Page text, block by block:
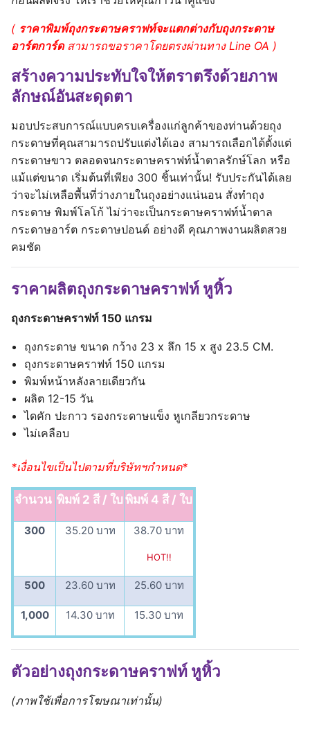
( ราคาพิมพ์ถุงกระดาษคราฟท์จะแตกต่างกับถุงกระดาษ
อาร์ตการ์ดสามารถขอราคาโดยตรงผ่านทาง Line OA )
สร้างความประทับใจให้ตราตรึงด้วยภาพ
ลักษณ์อันสะดุดตา
มอบประสบการณ์แบบครบเครื่องแก่ลูกค้าของท่านด้วยถุง
กระดาษที่คุณสามารถปรับแต่งได้เอง สามารถเลือกได้ตั้งแต่
กระดาษขาว ตลอดจนกระดาษคราฟท์น้ำตาลรักษ์โลก หรือ
แม้แต่ขนาด เริ่มต้นที่เพียง 300 ชิ้นเท่านั้น! รับประกันได้เลย
ว่าจะไม่เหลือพื้นที่ว่างภายในถุงอย่างแน่นอน สั่งทําถุง
กระดาษ พิมพ์โลโก้ ไม่ว่าจะเป็นกระดาษคราฟท์น้ำตาล
กระดาษอาร์ต กระดาษปอนด์ อย่างดี คุณภาพงานผลิตสวย
คมชัด
ราคาผลิตถุงกระดาษคราฟท์ หูหิ้ว
ถุงกระดาษคราฟท์ 150 แกรม
ถุงกระดาษ ขนาด กว้าง 23 x ลึก 15 x สูง 23.5 CM.
ถุงกระดาษคราฟท์ 150 แกรม
พิมพ์หน้าหลังลายเดียวกัน
ผลิต 12-15 วัน
ไดคัก ปะกาว รองกระดาษแข็ง หูเกลียวกระดาษ
ไม่เคลือบ
*เงื่อนไขเป็นไปตามที่บริษัทฯกำหนด*
จำนวน พิมพ์ 2 สี / ใบ พิมพ์ 4 สี / ใบ
300 35.20 บาท 38.70 บาท
HOT!!
500 23.60 บาท 25.60 บาท
1,000 14.30 บาท 15.30 บาท
ตัวอย่างถุงกระดาษคราฟท์ หูหิ้ว
(ภาพใช้เพื่อการโฆษณาเท่านั้น)